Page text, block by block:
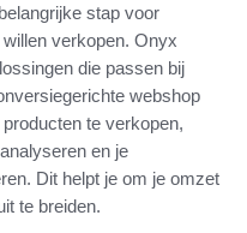
stap voor
verkopen. Onyx
die passen bij
webshop
te verkopen,
en je
Dit helpt je om je omzet
te breiden.